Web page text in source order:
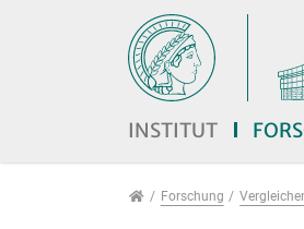
Direkt zur Hauptnavigation springen
Direkt zum Inhalt springen
Jump to sub navigation
INSTITUT
Forschung
Forschung